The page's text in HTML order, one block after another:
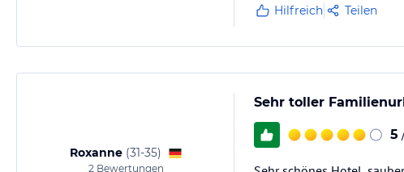
Hilfreich Teilen
Roxanne (31-35)
2Bewertungen
Sehr toller
5